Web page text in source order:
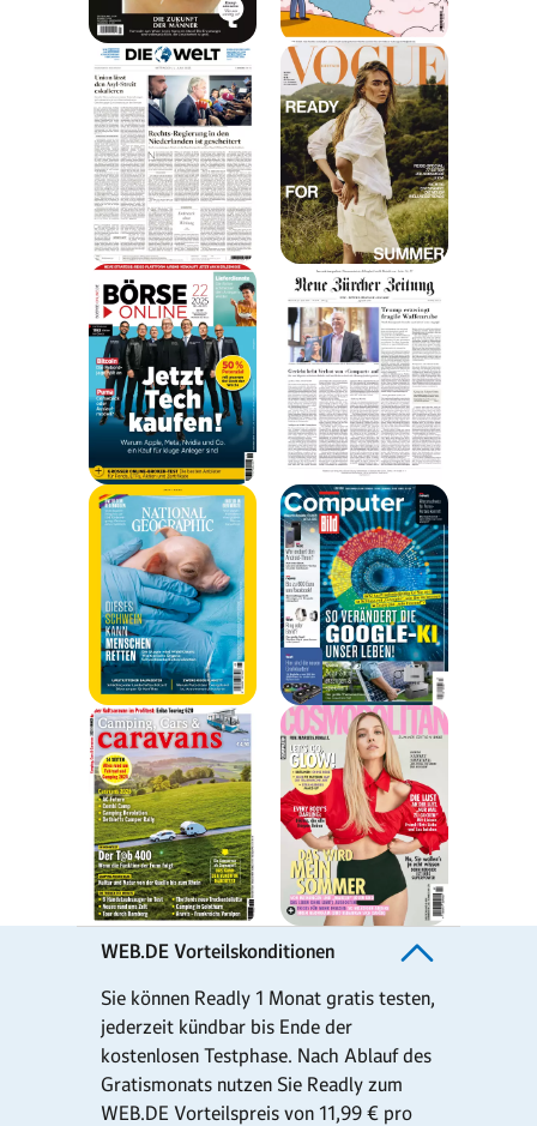
WEB.DE Vorteilskonditionen
Sie können Readly 1 Monat gratis testen,
jederzeit kündbar bis Ende der
kostenlosen Testphase. Nach Ablauf des
Gratismonats nutzen Sie Readly zum
WEB.DE Vorteilspreis von 11,99 € pro